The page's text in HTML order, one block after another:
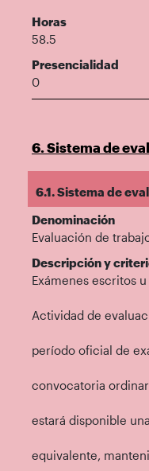
Horas
58.5
Presencialidad
0
6. Sistema de
6.1. Sistema de
Denominación
Evaluación de
Descripción y
Exámenes escritos u
Actividad de
período oficial de
convocatoria
estará disponible
equivalente,